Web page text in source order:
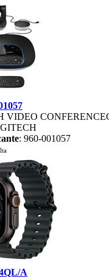
VIDEO
: 960-001057
A